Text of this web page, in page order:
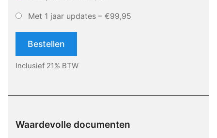
Met 1 jaar updates – €99,95
Bestellen
Inclusief 21% BTW
Waardevolle documenten